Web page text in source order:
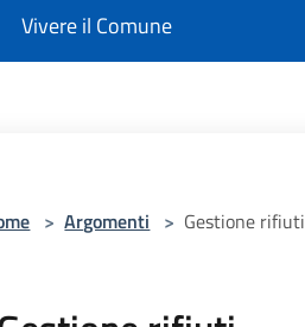
Vivere il Comune
> Argomenti > Gestione rifiuti